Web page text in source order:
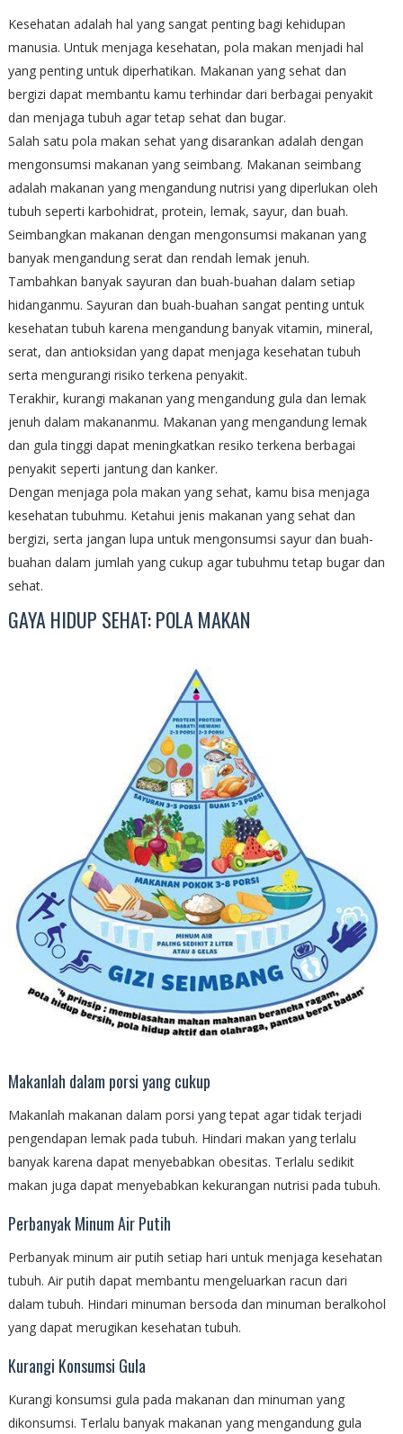
Kesehatan adalah hal yang sangat penting bagi kehidupan
manusia. Untuk menjaga kesehatan, pola makan menjadi hal
yang penting untuk diperhatikan. Makanan yang sehat dan
bergizi dapat membantu kamu terhindar dari berbagai penyakit
dan menjaga tubuh agar tetap sehat dan bugar.
Salah satu pola makan sehat yang disarankan adalah dengan
mengonsumsi makanan yang seimbang. Makanan seimbang
adalah makanan yang mengandung nutrisi yang diperlukan oleh
tubuh seperti karbohidrat, protein, lemak, sayur, dan buah.
Seimbangkan makanan dengan mengonsumsi makanan yang
banyak mengandung serat dan rendah lemak jenuh.
Tambahkan banyak sayuran dan buah-buahan dalam setiap
hidanganmu. Sayuran dan buah-buahan sangat penting untuk
kesehatan tubuh karena mengandung banyak vitamin, mineral,
serat, dan antioksidan yang dapat menjaga kesehatan tubuh
serta mengurangi risiko terkena penyakit.
Terakhir, kurangi makanan yang mengandung gula dan lemak
jenuh dalam makananmu. Makanan yang mengandung lemak
dan gula tinggi dapat meningkatkan resiko terkena berbagai
penyakit seperti jantung dan kanker.
Dengan menjaga pola makan yang sehat, kamu bisa menjaga
kesehatan tubuhmu. Ketahui jenis makanan yang sehat dan
bergizi, serta jangan lupa untuk mengonsumsi sayur dan buah-
buahan dalam jumlah yang cukup agar tubuhmu tetap bugar dan
sehat.
GAYA HIDUP SEHAT: POLA MAKAN
Makanlah dalam porsi yang cukup
Makanlah makanan dalam porsi yang tepat agar tidak terjadi
pengendapan lemak pada tubuh. Hindari makan yang terlalu
banyak karena dapat menyebabkan obesitas. Terlalu sedikit
makan juga dapat menyebabkan kekurangan nutrisi pada tubuh.
Perbanyak Minum Air Putih
Perbanyak minum air putih setiap hari untuk menjaga kesehatan
tubuh. Air putih dapat membantu mengeluarkan racun dari
dalam tubuh. Hindari minuman bersoda dan minuman beralkohol
yang dapat merugikan kesehatan tubuh.
Kurangi Konsumsi Gula
Kurangi konsumsi gula pada makanan dan minuman yang
dikonsumsi. Terlalu banyak makanan yang mengandung gula